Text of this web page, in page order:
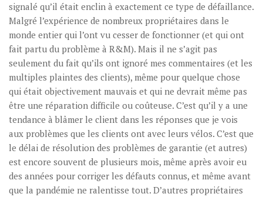
signalé qu’il était enclin à exactement ce type de défaillance.
Malgré l’expérience de nombreux propriétaires dans le
monde entier qui l’ont vu cesser de fonctionner (et qui ont
fait partu du problème à R&M). Mais il ne s’agit pas
seulement du fait qu’ils ont ignoré mes commentaires (et les
multiples plaintes des clients), même pour quelque chose
qui était objectivement mauvais et qui ne devrait même pas
être une réparation difficile ou coûteuse. C’est qu’il y a une
tendance à blâmer le client dans les réponses que je vois
aux problèmes que les clients ont avec leurs vélos. C’est que
le délai de résolution des problèmes de garantie (et autres)
est encore souvent de plusieurs mois, même après avoir eu
des années pour corriger les défauts connus, et même avant
que la pandémie ne ralentisse tout. D’autres propriétaires